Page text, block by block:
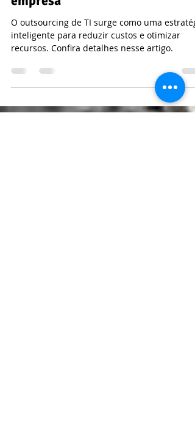
29 de jun. de 2025
Como o Outsourcing de TI pode
significar economia para sua
empresa
O outsourcing de TI surge como uma
inteligente para reduzir custos e otimizar
recursos. Confira detalhes nesse artigo.